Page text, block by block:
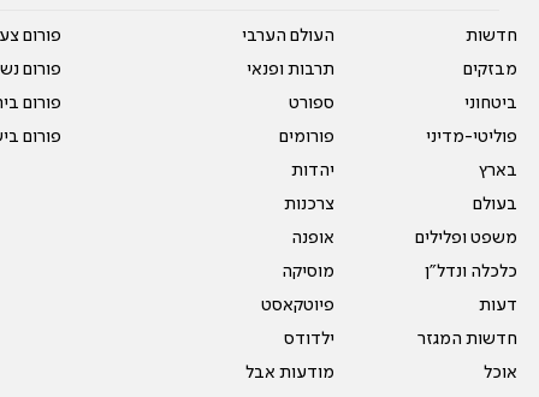
חדשות
מבזקים
ביטחוני
פוליטי-מדיני
בארץ
בעולם
משפט ופלילים
כלכלה ונדל"ן
דעות
חדשות המגזר
אוכל
העולם הערבי
תרבות ופנאי
ספורט
פורומים
יהדות
צרכנות
אופנה
מוסיקה
פיוטקאסט
ילדודס
מודעות אבל
פורום
פורום
פורום
פורום